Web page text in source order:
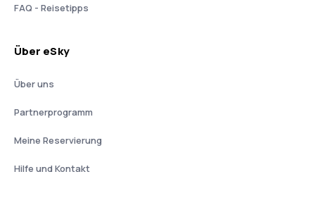
FAQ - Reisetipps
Über eSky
Über uns
Partnerprogramm
Meine Reservierung
Hilfe und Kontakt